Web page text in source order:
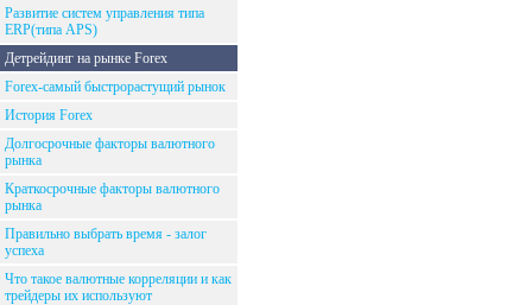
Развитие систем управления типа
ERP(типа APS)
Детрейдинг на рынке Forex
Forex-самый быстрорастущий рынок
История Forex
Долгосрочные факторы валютного
рынка
Краткосрочные факторы валютного
рынка
Правильно выбрать время - залог
успеха
Что такое валютные корреляции и как
трейдеры их используют